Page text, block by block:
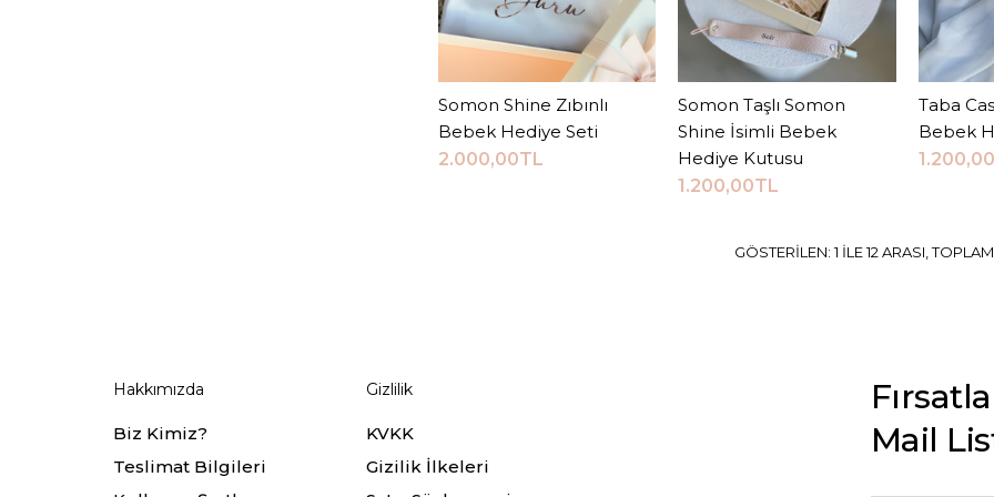
Bebek
Sepete Ekle
Somon Shine Zıbınlı
Bebek Hediye Seti
2.000,00TL
Sepete Ekle
Somon Taşlı Somon
Shine İsimli Bebek
Hediye Kutusu
1.200,00TL
Taba
Bebek
GÖSTERILEN: 1 ILE 12 ARASI,
Hakkımızda
Biz Kimiz?
Teslimat Bilgileri
Gizlilik
KVKK
Gizilik İlkeleri
Mail